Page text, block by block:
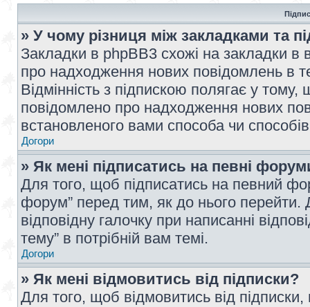
» У чому різниця між закладками та
Закладки в phpBB3 схожі на закладки
про надходження нових повідомлень в
Відмінність з підпискою полягає у
повідомлено про надходження нових
встановленого вами способа чи
Догори
» Як мені підписатись на певні
Для того, щоб підписатись на певний
форум” перед тим, як до нього перейти.
відповідну галочку при написанні
тему” в потрібній вам темі.
Догори
» Як мені відмовитись від підписки?
Для того, щоб відмовитись від